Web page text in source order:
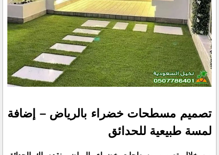
تصميم مسطحات خضراء بالرياض – إضافة
لمسة طبيعية للحدائق